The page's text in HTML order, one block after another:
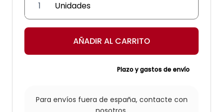
Farol
Cartaojal
cantidad
AÑADIR AL CARRITO
Plazo y gastos de envío
Para envíos fuera de españa, contacte con